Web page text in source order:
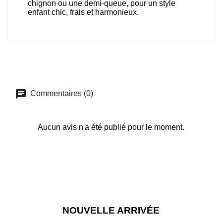
chignon ou une demi-queue, pour un style
enfant chic, frais et harmonieux.
Commentaires (0)
Aucun avis n'a été publié pour le moment.
NOUVELLE ARRIVÉE